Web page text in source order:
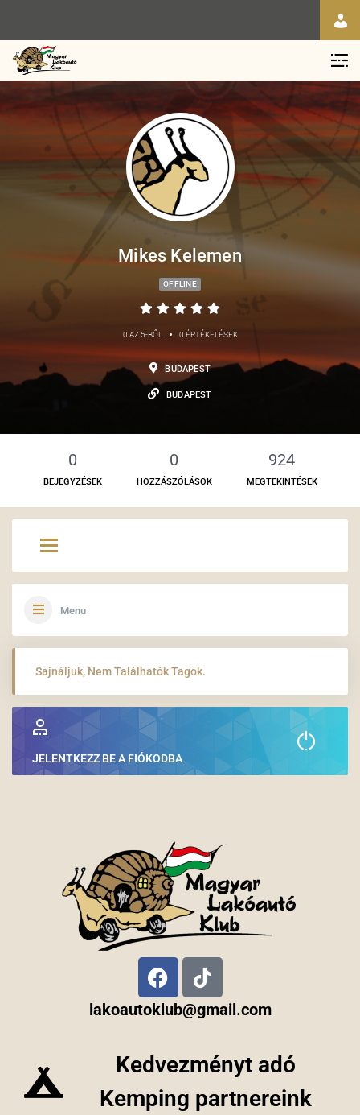
Mikes Kelemen
OFFLINE
0 AZ 5-BŐL • 0 ÉRTÉKELÉSEK
BUDAPEST
BUDAPEST
0
BEJEGYZÉSEK
0
HOZZÁSZÓLÁSOK
924
MEGTEKINTÉSEK
Menu
Sajnáljuk, Nem Találhatók Tagok.
JELENTKEZZ BE A FIÓKODBA
lakoautoklub@gmail.com
Kedvezményt adó
Kemping partnereink